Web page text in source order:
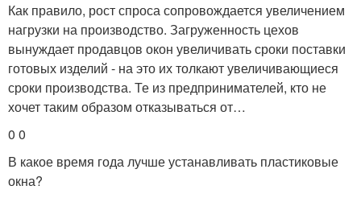
Как правило, рост спроса сопровождается увеличением
нагрузки на производство. Загруженность цехов
вынуждает продавцов окон увеличивать сроки поставки
готовых изделий - на это их толкают увеличивающиеся
сроки производства. Те из предпринимателей, кто не
хочет таким образом отказываться от…
0 0
В какое время года лучше устанавливать пластиковые
окна?